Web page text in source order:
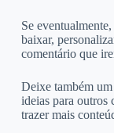
Se
baixar,
comentário que
Deixe também
ideias para outros
trazer mais